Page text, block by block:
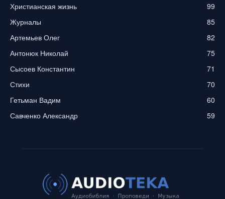
Христианская жизнь
99
Журналы
85
Артемьев Олег
82
Антонюк Николай
75
Сысоев Константин
71
Стихи
70
Гетьман Вадим
60
Савченко Александр
59